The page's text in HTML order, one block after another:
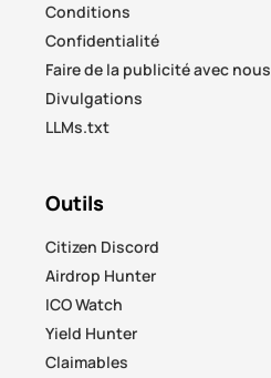
Conditions
Confidentialité
Faire de la publicité avec nous
Divulgations
LLMs.txt
Outils
Citizen Discord
Airdrop Hunter
ICO Watch
Yield Hunter
Claimables